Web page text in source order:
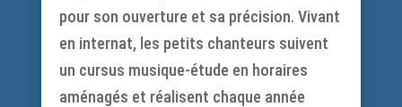
pour son ouverture et sa précision. Vivant
en internat, les petits chanteurs suivent
un cursus musique-étude en horaires
aménagés et réalisent chaque année